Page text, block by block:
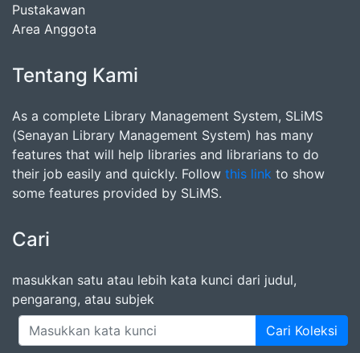
Pustakawan
Area Anggota
Tentang Kami
As a complete Library Management System, SLiMS
(Senayan Library Management System) has many
features that will help libraries and librarians to do
their job easily and quickly. Follow this link to show
some features provided by SLiMS.
Cari
masukkan satu atau lebih kata kunci dari judul,
pengarang, atau subjek
Cari Koleksi